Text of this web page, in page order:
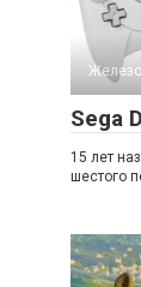
Sega
15 лет
шестого